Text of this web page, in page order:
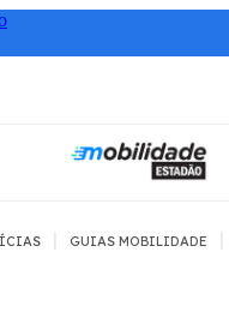
GUIAS MOBILIDADE